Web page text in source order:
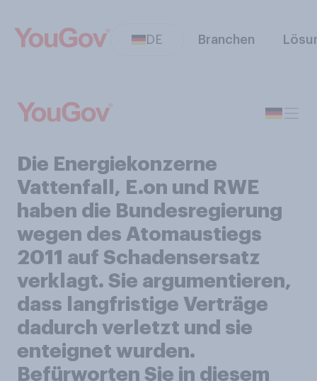
DE Branchen
Die Energiekonzerne
Vattenfall, E.on und RWE
haben die Bundesregierung
wegen des Atomaustiegs
2011 auf Schadensersatz
verklagt. Sie argumentieren,
dass langfristige Verträge
dadurch verletzt und sie
enteignet wurden.
Befürworten Sie in diesem